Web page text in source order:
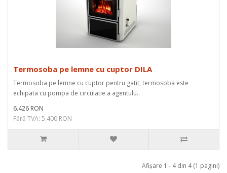
Termosoba pe lemne cu cuptor DILA
Termosoba pe lemne cu cuptor pentru gatit, termosoba este
echipata cu pompa de circulatie a agentulu..
6.426 RON
Fără TVA: 5.400 RON
Afişare 1 - 4 din 4 (1 pagini)